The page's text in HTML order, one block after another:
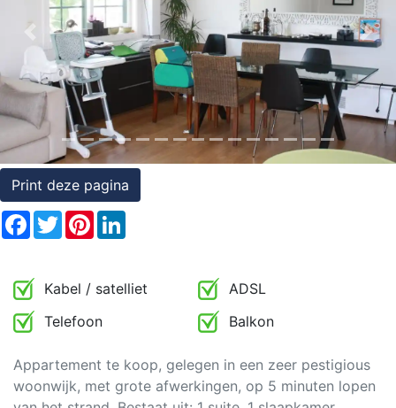
Rechten
onroerend
goed
Previous Next
Print deze pagina
Facebook
TwitterPinterest
Kabel / satelliet
ADSL
Telefoon
Balkon
Appartement te koop, gelegen in een zeer pestigious
woonwijk, met grote afwerkingen, op 5 minuten lopen